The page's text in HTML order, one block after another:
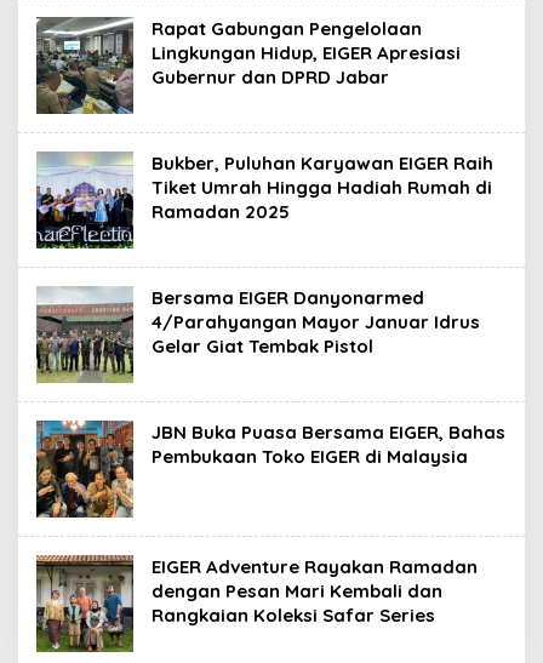
Rapat Gabungan Pengelolaan
Lingkungan Hidup, EIGER Apresiasi
Gubernur dan DPRD Jabar
Bukber, Puluhan Karyawan EIGER Raih
Tiket Umrah Hingga Hadiah Rumah di
Ramadan 2025
Bersama EIGER Danyonarmed
4/Parahyangan Mayor Januar Idrus
Gelar Giat Tembak Pistol
JBN Buka Puasa Bersama EIGER, Bahas
Pembukaan Toko EIGER di Malaysia
EIGER Adventure Rayakan Ramadan
dengan Pesan Mari Kembali dan
Rangkaian Koleksi Safar Series